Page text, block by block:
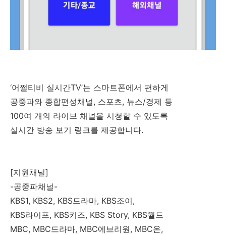
‘어쩔티비 실시간TV’는 스마트폰에서 편하게
공중파와 종합편성채널, 스포츠, 뉴스/경제 등
100여 개의 라이브 채널을 시청할 수 있도록
실시간 방송 보기 링크를 제공합니다.
[지원채널]
-공중파채널-
KBS1, KBS2, KBS드라마, KBS조이,
KBS라이프, KBS키즈, KBS Story, KBS월드
MBC, MBC드라마, MBC에브리원, MBC온,